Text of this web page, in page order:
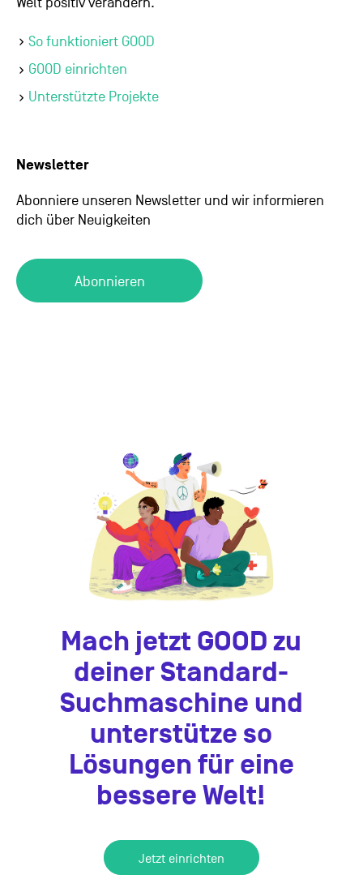
So funktioniert GOOD
GOOD einrichten
Unterstützte Projekte
Newsletter
Abonniere unseren Newsletter und wir informieren
dich über Neuigkeiten
Abonnieren
Mach jetzt GOOD zu
deiner Standard-
Suchmaschine und
unterstütze so
Lösungen für eine
bessere Welt!
Jetzt einrichten